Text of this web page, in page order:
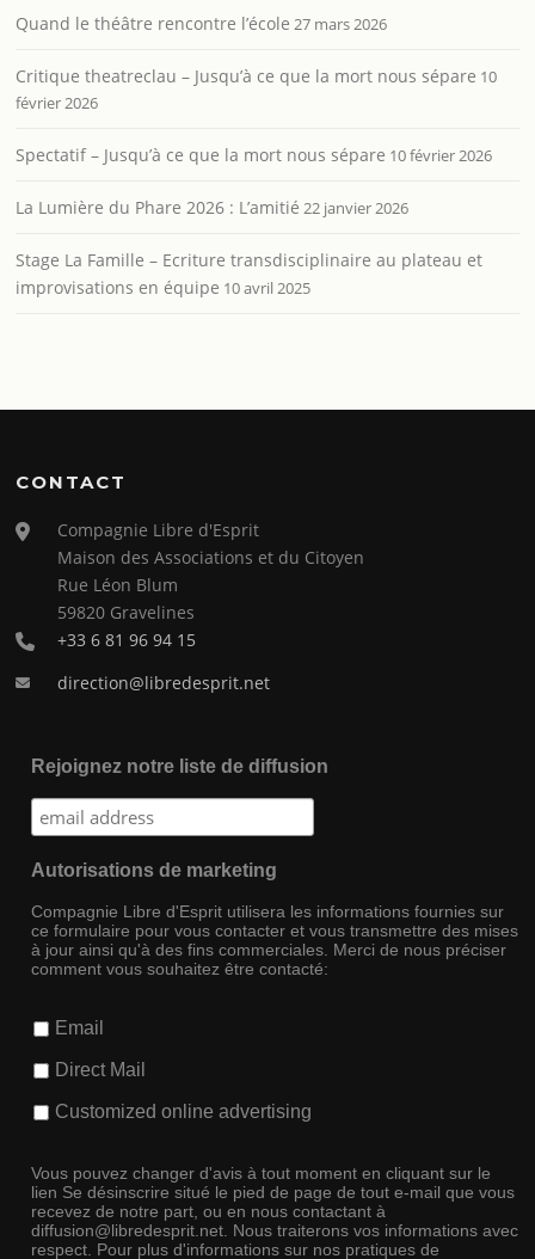
Quand le théâtre rencontre l’école 27 mars 2026
Critique theatreclau – Jusqu’à ce que la mort nous sépare 10
février 2026
Spectatif – Jusqu’à ce que la mort nous sépare 10 février 2026
La Lumière du Phare 2026 : L’amitié 22 janvier 2026
Stage La Famille – Ecriture transdisciplinaire au plateau et
improvisations en équipe 10 avril 2025
CONTACT
Compagnie Libre d'Esprit
Maison des Associations et du Citoyen
Rue Léon Blum
59820 Gravelines
+33 6 81 96 94 15
direction@libredesprit.net
Rejoignez notre liste de diffusion
Autorisations de marketing
Compagnie Libre d'Esprit utilisera les informations fournies sur
ce formulaire pour vous contacter et vous transmettre des mises
à jour ainsi qu'à des fins commerciales. Merci de nous préciser
comment vous souhaitez être contacté:
Email
Direct Mail
Customized online advertising
Vous pouvez changer d'avis à tout moment en cliquant sur le
lien Se désinscrire situé le pied de page de tout e-mail que vous
recevez de notre part, ou en nous contactant à
diffusion@libredesprit.net. Nous traiterons vos informations avec
respect. Pour plus d'informations sur nos pratiques de